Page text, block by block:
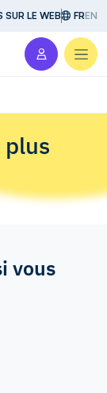
SUR LE WEB FREN
plus
vous